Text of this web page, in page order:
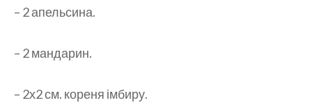
– 2 апельсина.
– 2 мандарин.
– 2х2 см. кореня імбиру.